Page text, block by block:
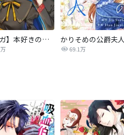
【マンガ】本好きの下剋上 第四部
69.1万